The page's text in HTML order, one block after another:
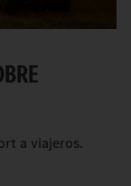
a viajeros.